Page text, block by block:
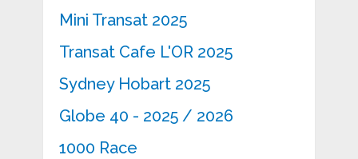
Mini Transat 2025
Transat Cafe L'OR 2025
Sydney Hobart 2025
Globe 40 - 2025 / 2026
1000 Race